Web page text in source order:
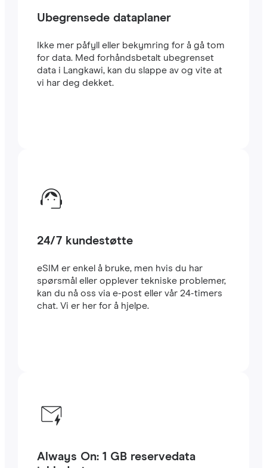
Ubegrensede dataplaner
Ikke mer påfyll eller bekymring for å gå tom
for data. Med forhåndsbetalt ubegrenset
data i Langkawi, kan du slappe av og vite at
vi har deg dekket.
24/7 kundestøtte
eSIM er enkel å bruke, men hvis du har
spørsmål eller opplever tekniske problemer,
kan du nå oss via e-post eller vår 24-timers
chat. Vi er her for å hjelpe.
Always On: 1 GB reservedata